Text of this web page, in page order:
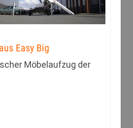
Easy Big
Möbelaufzug der